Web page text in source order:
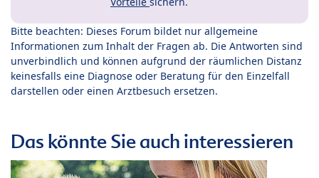
Bitte beachten: Dieses Forum bildet nur allgemeine
Informationen zum Inhalt der Fragen ab. Die Antworten sind
unverbindlich und können aufgrund der räumlichen Distanz
keinesfalls eine Diagnose oder Beratung für den Einzelfall
darstellen oder einen Arztbesuch ersetzen.
Das könnte Sie auch interessieren